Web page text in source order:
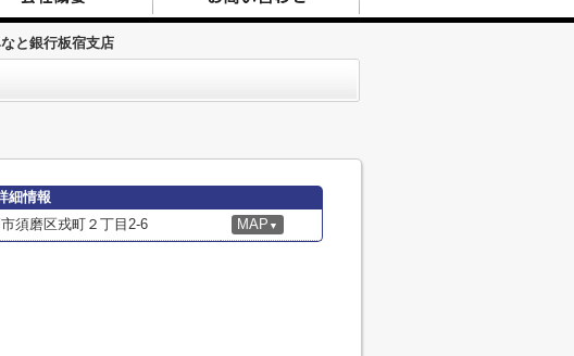
と銀行板宿支店
細情報
須磨区戎町２丁目2-6 MAP ▼